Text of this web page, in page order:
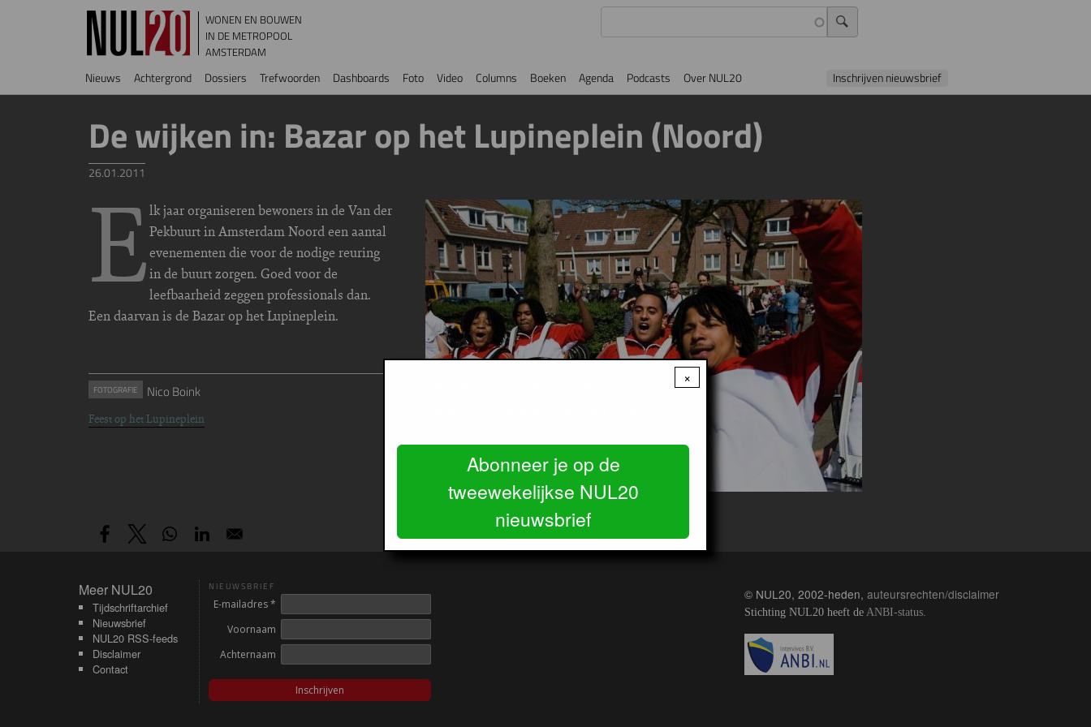
Overslaan en naar de inhoud gaan
WONEN EN BOUWEN
IN DE METROPOOL
AMSTERDAM
Hoofdnavigatie
Nieuws Achtergrond Dossiers Trefwoorden Dashboards Foto Video Columns Boeken Agenda Podcasts Over NUL20 Inschrijven nieuwsbrief
De wijken in: Bazar op het Lupineplein (Noord)
26.01.2011
E lk jaar organiseren bewoners in de Van der
Pekbuurt in Amsterdam Noord een aantal
evenementen die voor de nodige reuring
in de buurt zorgen. Goed voor de
leefbaarheid zeggen professionals dan.
Een daarvan is de Bazar op het Lupineplein.
FOTOGRAFIE Nico Boink
Feest op het Lupineplein
Image
Meer NUL20
Meer NUL20
Tijdschriftarchief
Nieuwsbrief
NUL20 RSS-feeds
Disclaimer
Contact
NIEUWSBRIEF
E-mailadres *
Voornaam
Achternaam
Inschrijven
© NUL20, 2002-heden, auteursrechten/disclaimer
Stichting NUL20 heeft de ANBI-status
Image
×
Abonneer je op de
tweewekelijkse NUL20
nieuwsbrief